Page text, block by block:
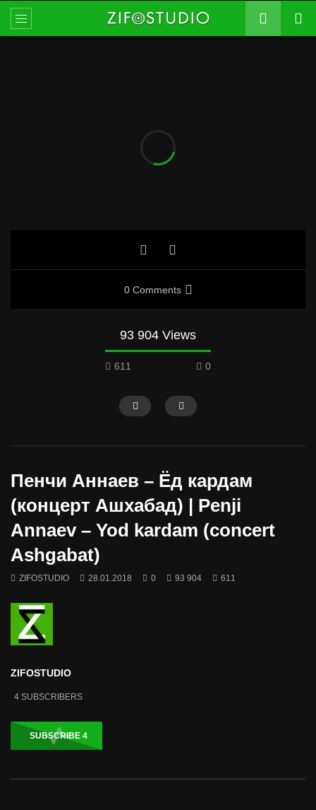
0 Comments
93 904 Views
611 0
Пенчи Аннаев – Ёд кардам
(концерт Ашхабад) | Penji
Annaev – Yod kardam (concert
Ashgabat)
ZIFOSTUDIO 28.01.2018 0 93 904 611
ZIFOSTUDIO
4 SUBSCRIBERS
SUBSCRIBE 4